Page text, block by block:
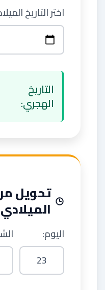
اختر التاريخ
التاريخ
الهجري:
تحويل
الميلادي
اليوم: